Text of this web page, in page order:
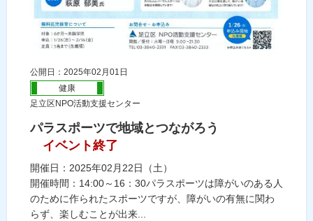
公開日：2025年02月01日
健康
足立区NPO活動支援センター
パラスポーツで地域とつながろう
イベント終了
開催日：2025年02月22日（土）
開催時間：14:00～16：30パラスポーツは障がいのある人
のために作られたスポーツですが、障がいの有無に関わ
らず、楽しむことが出来...